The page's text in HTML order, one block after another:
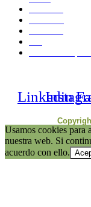
Linkedin
Usamos cookies para
nuestra web. Si
acuerdo con ello.